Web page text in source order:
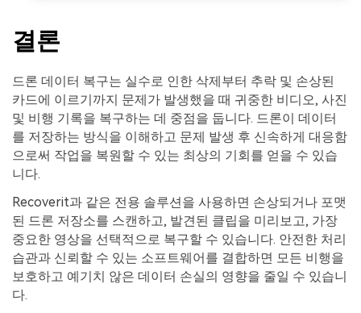
결론
드론 데이터 복구는 실수로 인한 삭제부터 추락 및 손상된
카드에 이르기까지 문제가 발생했을 때 귀중한 비디오, 사진
및 비행 기록을 복구하는 데 중점을 둡니다. 드론이 데이터
를 저장하는 방식을 이해하고 문제 발생 후 신속하게 대응함
으로써 작업을 복원할 수 있는 최상의 기회를 얻을 수 있습
니다.
Recoverit과 같은 전용 솔루션을 사용하면 손상되거나 포맷
된 드론 저장소를 스캔하고, 발견된 클립을 미리보고, 가장
중요한 영상을 선택적으로 복구할 수 있습니다. 안전한 처리
습관과 신뢰할 수 있는 소프트웨어를 결합하면 모든 비행을
보호하고 예기치 않은 데이터 손실의 영향을 줄일 수 있습니
다.